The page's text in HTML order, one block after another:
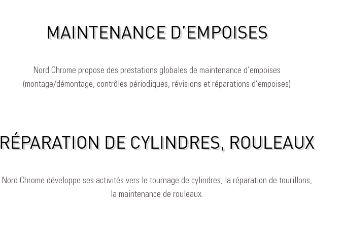
MAINTENANCE D’EMPOISES
Nord Chrome propose des prestations globales de maintenance d’empoises
(montage/démontage, contrôles périodiques, révisions et réparations d’empoises)
RÉPARATION DE CYLINDRES, ROULEAUX
Nord Chrome développe ses activités vers le tournage de cylindres, la réparation de tourillons,
la maintenance de rouleaux.